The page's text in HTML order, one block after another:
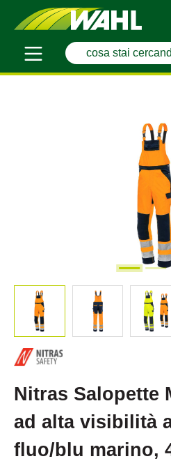
Nitras Salopette
ad alta visibilità
fluo/blu marino,